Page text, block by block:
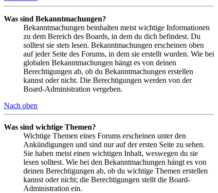
Was sind Bekanntmachungen?
Bekanntmachungen beinhalten meist wichtige Informationen
zu dem Bereich des Boards, in dem du dich befindest. Du
solltest sie stets lesen. Bekanntmachungen erscheinen oben
auf jeder Seite des Forums, in dem sie erstellt wurden. Wie bei
globalen Bekanntmachungen hängt es von deinen
Berechtigungen ab, ob du Bekanntmachungen erstellen
kannst oder nicht. Die Berechtigungen werden von der
Board-Administration vergeben.
Nach oben
Was sind wichtige Themen?
Wichtige Themen eines Forums erscheinen unter den
Ankündigungen und sind nur auf der ersten Seite zu sehen.
Sie haben meist einen wichtigen Inhalt, weswegen du sie
lesen solltest. Wie bei den Bekanntmachungen hängt es von
deinen Berechtigungen ab, ob du wichtige Themen erstellen
kannst oder nicht; die Berechtigungen stellt die Board-
Administration ein.